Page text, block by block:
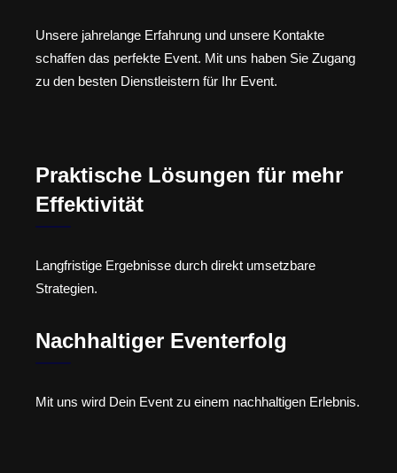
Unsere jahrelange Erfahrung und unsere Kontakte
schaffen das perfekte Event. Mit uns haben Sie Zugang
zu den besten Dienstleistern für Ihr Event.
Praktische Lösungen für mehr
Effektivität
Langfristige Ergebnisse durch direkt umsetzbare
Strategien.
Nachhaltiger Eventerfolg
Mit uns wird Dein Event zu einem nachhaltigen Erlebnis.